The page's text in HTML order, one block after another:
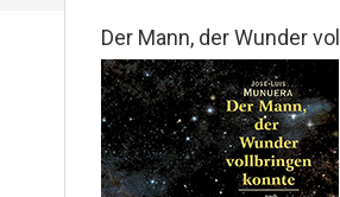
Der Mann, der Wunder